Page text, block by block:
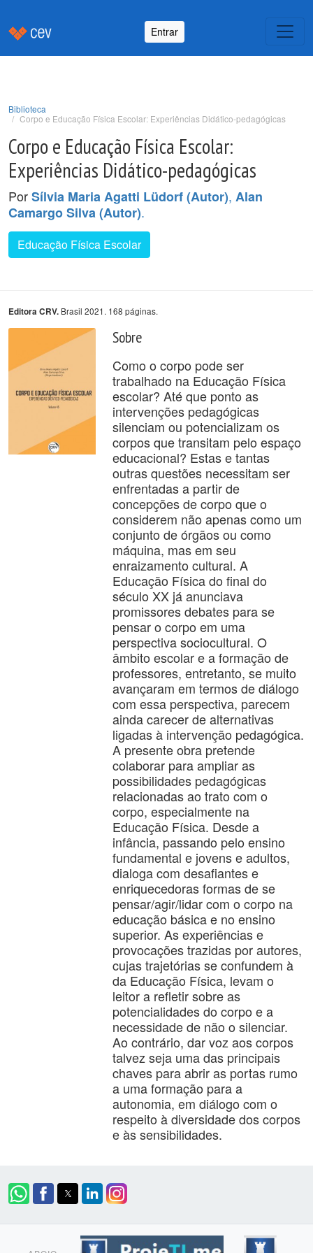
Entrar
Biblioteca
Corpo e Educação Física Escolar: Experiências Didático-pedagógicas
Corpo e Educação Física Escolar:
Experiências Didático-pedagógicas
PorSílvia Maria Agatti Lüdorf (Autor), Alan
Camargo Silva (Autor).
Educação Física Escolar
Editora CRV. Brasil 2021. 168 páginas.
Sobre
Como o corpo pode ser
trabalhado na Educação Física
escolar? Até que ponto as
intervenções pedagógicas
silenciam ou potencializam os
corpos que transitam pelo espaço
educacional? Estas e tantas
outras questões necessitam ser
enfrentadas a partir de
concepções de corpo que o
considerem não apenas como um
conjunto de órgãos ou como
máquina, mas em seu
enraizamento cultural. A
Educação Física do final do
século XX já anunciava
promissores debates para se
pensar o corpo em uma
perspectiva sociocultural. O
âmbito escolar e a formação de
professores, entretanto, se muito
avançaram em termos de diálogo
com essa perspectiva, parecem
ainda carecer de alternativas
ligadas à intervenção pedagógica.
A presente obra pretende
colaborar para ampliar as
possibilidades pedagógicas
relacionadas ao trato com o
corpo, especialmente na
Educação Física. Desde a
infância, passando pelo ensino
fundamental e jovens e adultos,
dialoga com desafiantes e
enriquecedoras formas de se
pensar/agir/lidar com o corpo na
educação básica e no ensino
superior. As experiências e
provocações trazidas por autores,
cujas trajetórias se confundem à
da Educação Física, levam o
leitor a refletir sobre as
potencialidades do corpo e a
necessidade de não o silenciar.
Ao contrário, dar voz aos corpos
talvez seja uma das principais
chaves para abrir as portas rumo
a uma formação para a
autonomia, em diálogo com o
respeito à diversidade dos corpos
e às sensibilidades.